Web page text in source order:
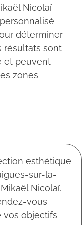
Nicolaï
déterminer
résultats sont
et peuvent
zones
esthétique
sur-la-
Nicolaï.
vous
vos objectifs